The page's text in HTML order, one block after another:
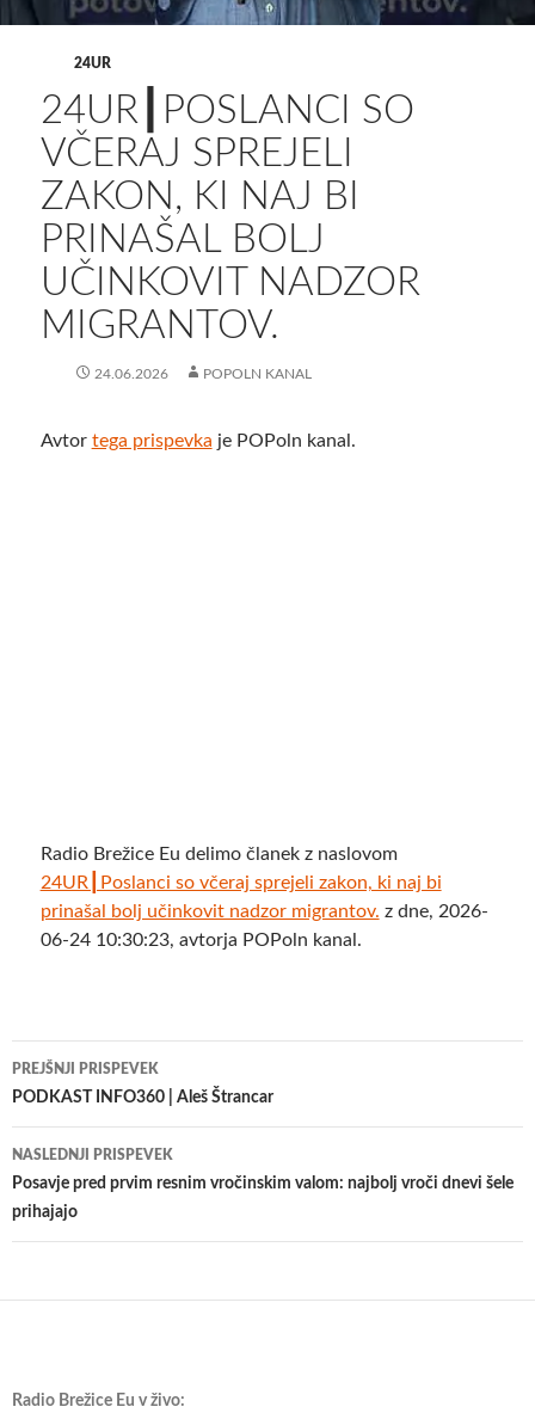
24UR
24UR┃POSLANCI SO
VČERAJ SPREJELI
ZAKON, KI NAJ BI
PRINAŠAL BOLJ
UČINKOVIT NADZOR
MIGRANTOV.
24.06.2026 POPOLN KANAL
Avtor tega prispevka je POPoln kanal.
Radio Brežice Eu delimo članek z naslovom
24UR┃Poslanci so včeraj sprejeli zakon, ki naj bi
prinašal bolj učinkovit nadzor migrantov. z dne, 2026-
06-24 10:30:23, avtorja POPoln kanal.
Krmarjenje
po
prispevkih
PREJŠNJI PRISPEVEK
PODKAST INFO360 | Aleš Štrancar
NASLEDNJI PRISPEVEK
Posavje pred prvim resnim vročinskim valom: najbolj vroči dnevi šele
prihajajo
Radio Brežice Eu v živo: